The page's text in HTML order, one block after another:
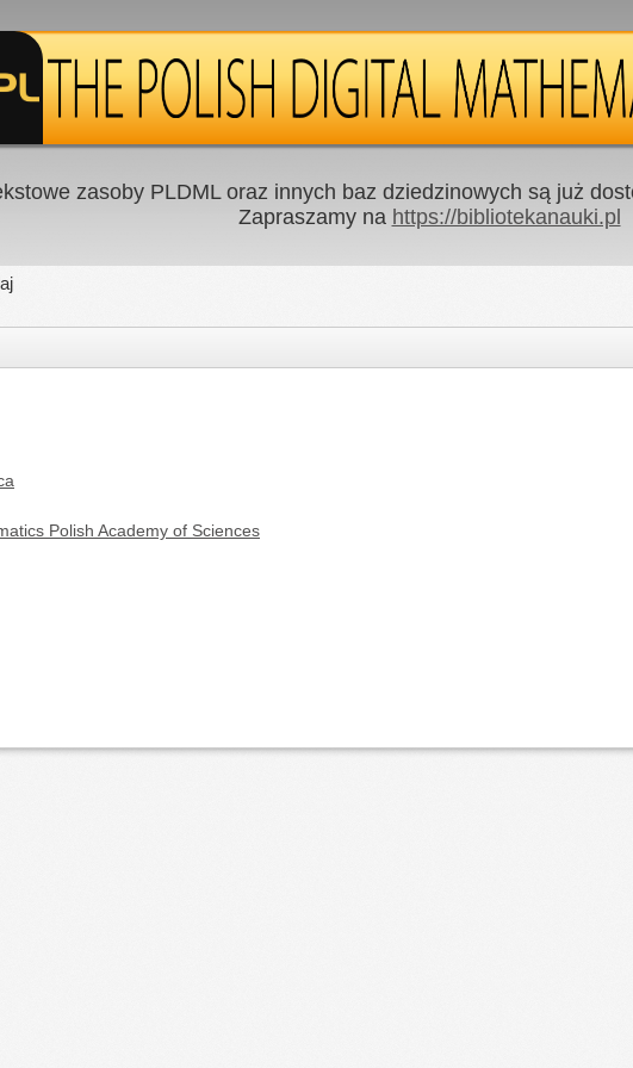
zasoby PLDML oraz innych baz dziedzinowych są już
Zapraszamy na https://bibliotekanauki.pl
Polish Academy of Sciences